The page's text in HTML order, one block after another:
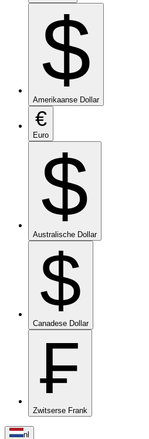
$
Amerikaanse Dollar
€
Euro
$
Australische Dollar
$
Canadese Dollar
₣
Zwitserse Frank
nl